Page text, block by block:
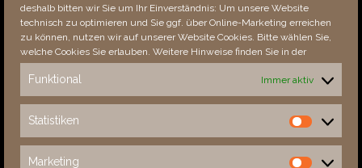
deshalb bitten wir Sie um Ihr Einverständnis: Um unsere Website
technisch zu optimieren und Sie ggf. über Online-Marketing erreichen
zu können, nutzen wir auf unserer Website Cookies. Bitte wählen Sie,
welche Cookies Sie erlauben. Weitere Hinweise finden Sie in der
Funktional Immer aktiv
Statistiken
Statistiken
Marketing
Fehler bemerkt?
Besucher seit 08/​2021